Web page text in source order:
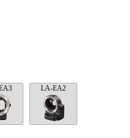
LA-EA2